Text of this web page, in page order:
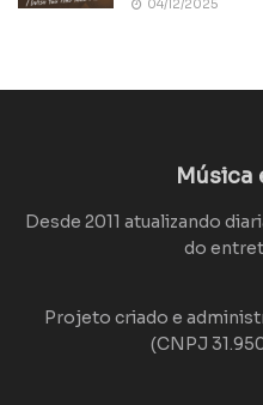
04/12/2025
Música
Desde 2011 atualizando
do
Projeto criado e
(CNPJ